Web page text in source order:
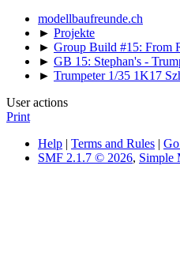
modellbaufreunde.ch
► Projekte
► Group Build #15: From
► GB 15: Stephan's -
► Trumpeter 1/35 1K17
User actions
Print
Help
Terms and Rules
SMF 2.1.7 © 2026, Simple